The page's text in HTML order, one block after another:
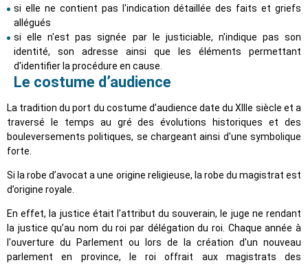
si elle ne contient pas l'indication détaillée des faits et griefs
allégués
si elle n'est pas signée par le justiciable, n'indique pas son
identité, son adresse ainsi que les éléments permettant
d'identifier la procédure en cause.
Le costume d’audience
La tradition du port du costume d’audience date du XIIIe siècle et a
traversé le temps au gré des évolutions historiques et des
bouleversements politiques, se chargeant ainsi d'une symbolique
forte.
Si la robe d’avocat a une origine religieuse, la robe du magistrat est
d’origine royale.
En effet, la justice était l'attribut du souverain, le juge ne rendant
la justice qu’au nom du roi par délégation du roi. Chaque année à
l'ouverture du Parlement ou lors de la création d'un nouveau
parlement en province, le roi offrait aux magistrats des